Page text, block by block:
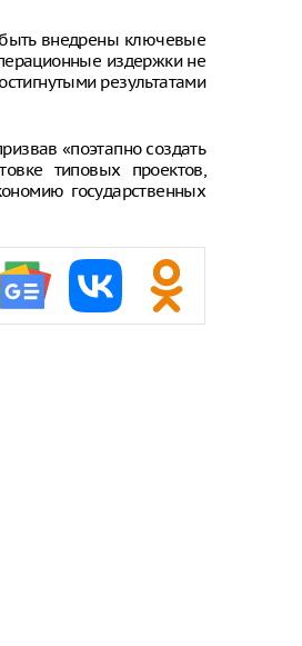
внедрены ключевые
издержки не
результатами
«поэтапно создать
типовых проектов,
государственных